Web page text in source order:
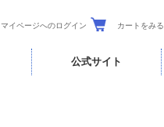
マイページへのログイン カートをみる
公式サイト